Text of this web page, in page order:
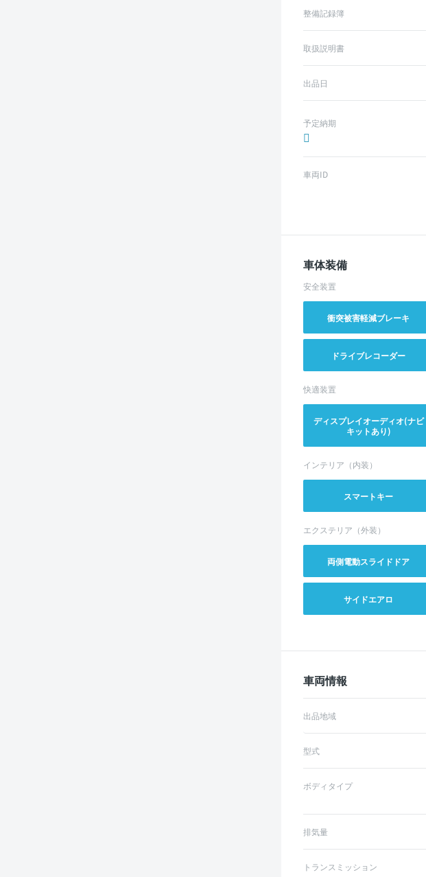
整備記録簿
取扱説明書
出品日
予定納期
車両ID
車体装備
安全装置
衝突被害軽減ブレーキ
ドライブレコーダー
快適装置
ディスプレイオーディオ(ナビ
キットあり)
インテリア（内装）
スマートキー
エクステリア（外装）
両側電動スライドドア
サイドエアロ
車両情報
出品地域
型式
ボディタイプ
排気量
トランスミッション